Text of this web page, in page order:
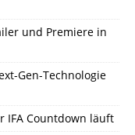
und Premiere in
Gen-Technologie
IFA Countdown läuft